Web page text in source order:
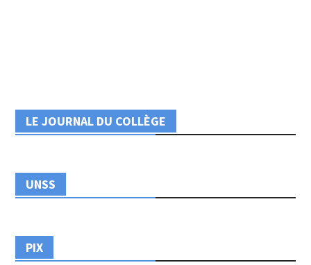
LE JOURNAL DU COLLÈGE
UNSS
PIX